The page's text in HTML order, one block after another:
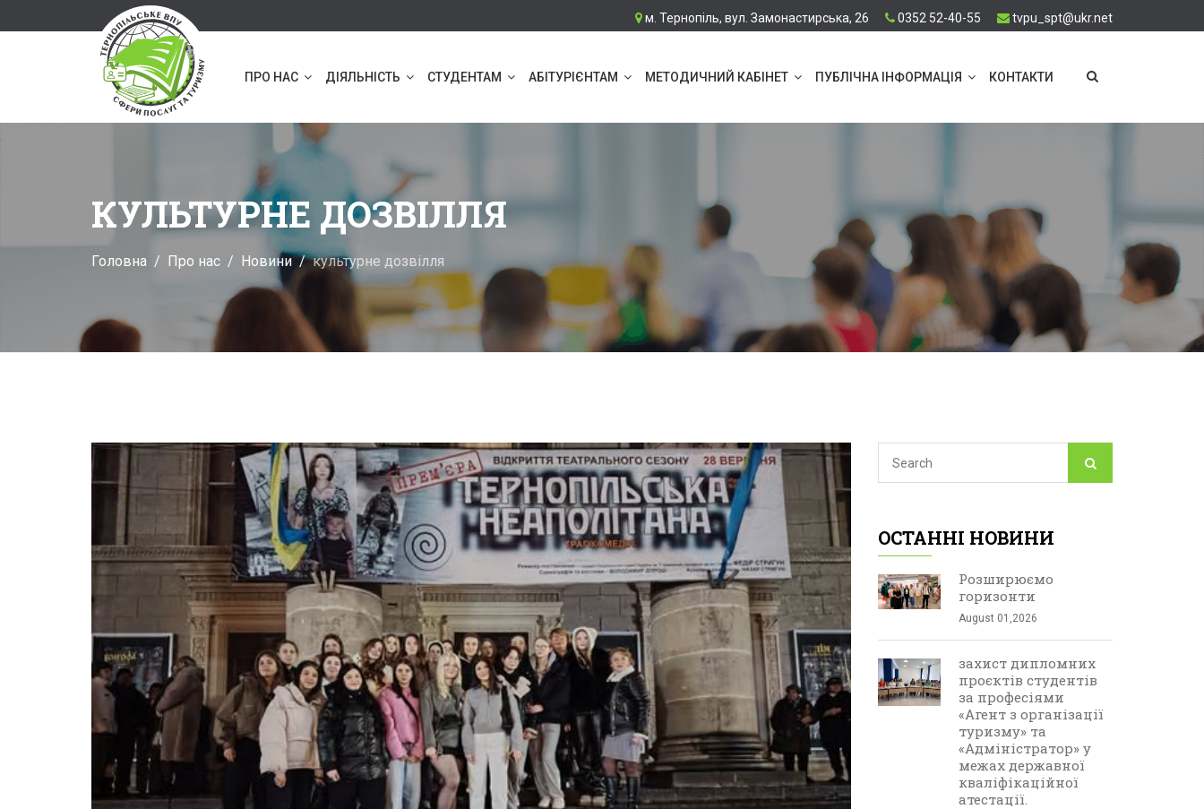
м. Тернопіль, вул. Замонастирська, 26 0352 52-40-55 tvpu_spt@ukr.net
ПРО НАС ДІЯЛЬНІСТЬ СТУДЕНТАМ АБІТУРІЄНТАМ МЕТОДИЧНИЙ КАБІНЕТ ПУБЛІЧНА ІНФОРМАЦІЯ КОНТАКТИ
КУЛЬТУРНЕ ДОЗВІЛЛЯ
Головна Про нас Новини культурне дозвілля
ОСТАННІ НОВИНИ
Розширюємо
горизонти
August 01,2026
захист дипломних
проєктів студентів
за професіями
«Агент з організації
туризму» та
«Адміністратор» у
межах державної
кваліфікаційної
атестації.